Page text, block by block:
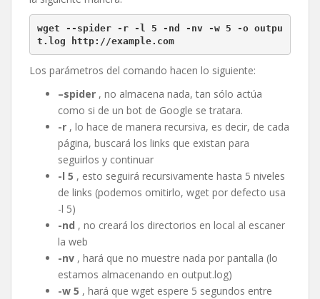
wget --spider -r -l 5 -nd -nv -w 5 -o outpu
t.log http://example.com
Los parámetros del comando hacen lo siguiente:
–spider , no almacena nada, tan sólo actúa
como si de un bot de Google se tratara.
-r , lo hace de manera recursiva, es decir, de cada
página, buscará los links que existan para
seguirlos y continuar
-l 5 , esto seguirá recursivamente hasta 5 niveles
de links (podemos omitirlo, wget por defecto usa
-l 5)
-nd , no creará los directorios en local al escaner
la web
-nv , hará que no muestre nada por pantalla (lo
estamos almacenando en output.log)
-w 5 , hará que wget espere 5 segundos entre